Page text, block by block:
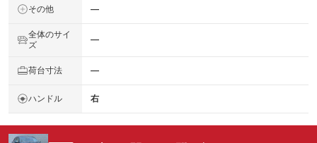
その他 ―
全体のサイ
ズ
―
荷台寸法 ―
ハンドル 右